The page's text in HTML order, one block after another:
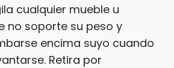
cualquier mueble u
no soporte su peso y
encima suyo cuando
Retira por